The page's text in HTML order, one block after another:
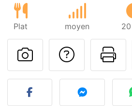
Plat moyen
Poser
Publier votre